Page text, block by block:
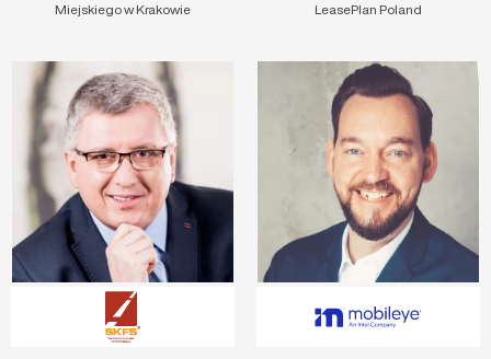
Miejskiego w Krakowie
LeasePlan Poland